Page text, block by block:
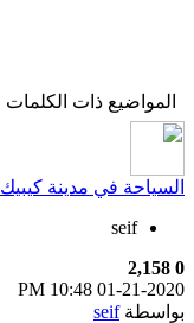
المواضيع ذات الكلمات
السياحة في مدينة كيبيك
seif
0
2,158
01-21-2020
10:48 PM
بواسطةseif